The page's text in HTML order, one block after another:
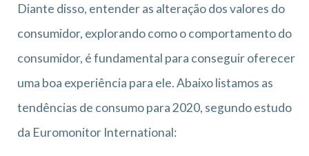
Diante disso, entender as alteração dos valores do
consumidor, explorando como o comportamento do
consumidor, é fundamental para conseguir oferecer
uma boa experiência para ele. Abaixo listamos as
tendências de consumo para 2020, segundo estudo
da Euromonitor International: